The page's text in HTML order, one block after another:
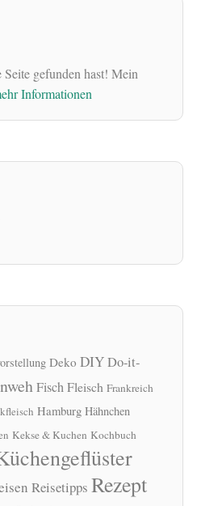
gefunden hast! Mein
Informationen
Deko DIYDo-it-
FischFleisch Frankreich
Hamburg Hähnchen
Kekse & Kuchen Kochbuch
Reisetipps Rezept